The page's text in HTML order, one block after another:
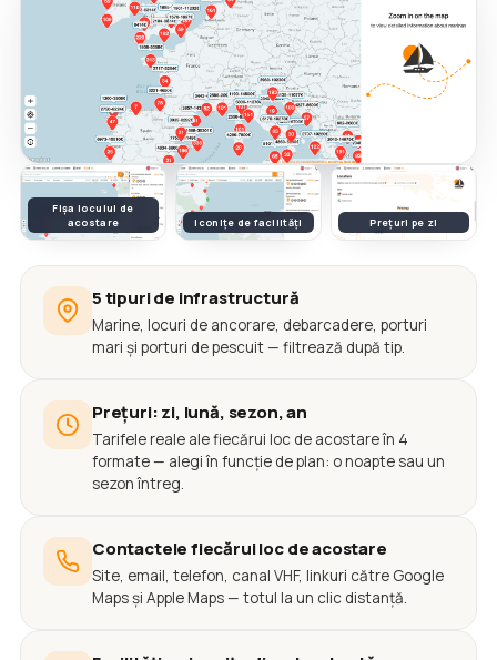
Fișa locului de
acostare
Iconițe de facilități Prețuri pe zi
5 tipuri de infrastructură
Marine, locuri de ancorare, debarcadere, porturi
mari și porturi de pescuit — filtrează după tip.
Prețuri: zi, lună, sezon, an
Tarifele reale ale fiecărui loc de acostare în 4
formate — alegi în funcție de plan: o noapte sau un
sezon întreg.
Contactele fiecărui loc de acostare
Site, email, telefon, canal VHF, linkuri către Google
Maps și Apple Maps — totul la un clic distanță.